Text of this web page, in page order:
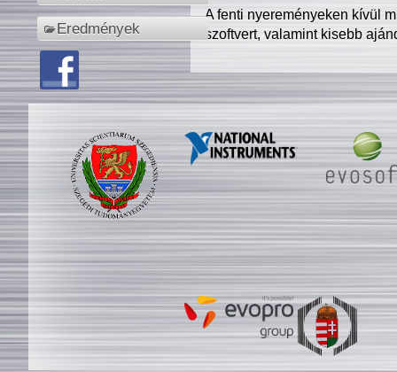
Eredmények
A fenti nyereményeken kívül
szoftvert, valamint kisebb